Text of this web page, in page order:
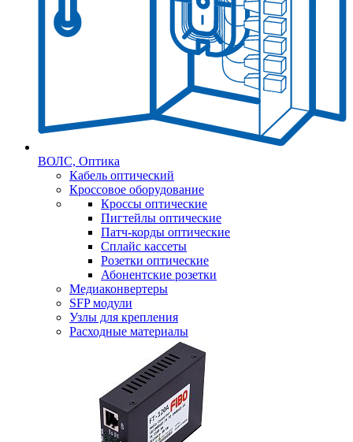
ВОЛС, Оптика
Кабель оптический
Кроссовое оборудование
Кроссы оптические
Пигтейлы оптические
Патч-корды оптические
Сплайс кассеты
Розетки оптические
Абонентские розетки
Медиаконвертеры
SFP модули
Узлы для крепления
Расходные материалы